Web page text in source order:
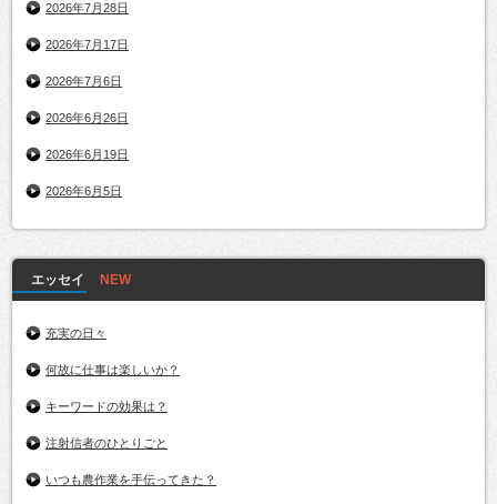
2026年7月28日
2026年7月17日
2026年7月6日
2026年6月26日
2026年6月19日
2026年6月5日
エッセイ
充実の日々
何故に仕事は楽しいか？
キーワードの効果は？
注射信者のひとりごと
いつも農作業を手伝ってきた？